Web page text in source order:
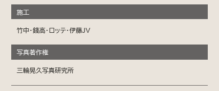
施工
竹中・錢高・ロッテ・伊藤JV
写真著作権
三輪晃久写真研究所